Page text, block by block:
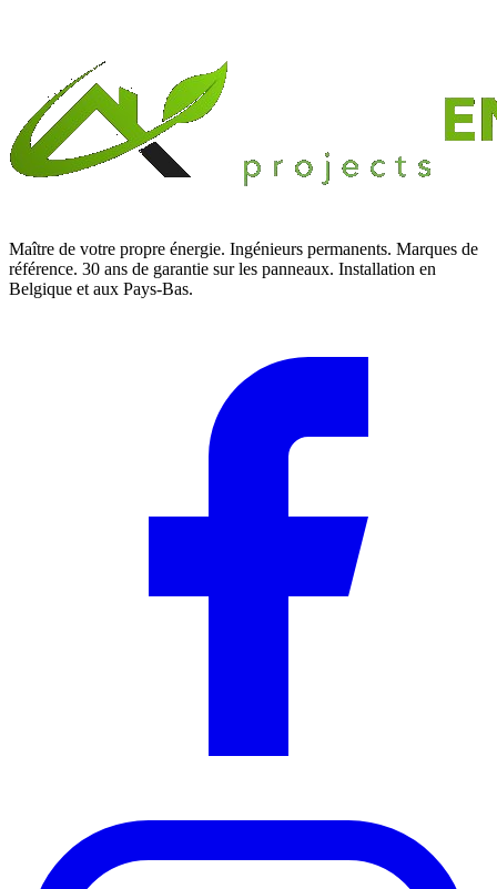
Maître de votre propre énergie. Ingénieurs permanents. Marques de
référence. 30 ans de garantie sur les panneaux. Installation en
Belgique et aux Pays-Bas.